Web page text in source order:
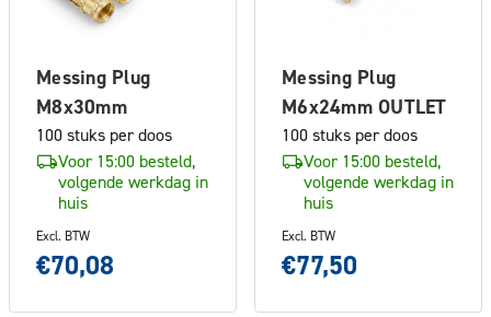
Messing Plug
M8x30mm
100 stuks per doos
Voor 15:00 besteld,
volgende werkdag in
huis
Excl. BTW
€70,08
Messing Plug
M6x24mm OUTLET
100 stuks per doos
Voor 15:00 besteld,
volgende werkdag in
huis
Excl. BTW
€77,50